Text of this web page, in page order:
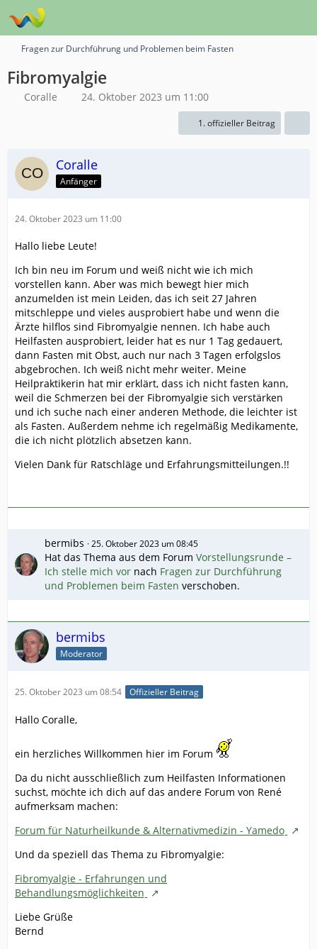
Fragen zur Durchführung und Problemen beim Fasten
Fibromyalgie
Coralle 24. Oktober 2023 um 11:00
1. offizieller Beitrag
Coralle
Anfänger
24. Oktober 2023 um 11:00
Hallo liebe Leute!
Ich bin neu im Forum und weiß nicht wie ich mich
vorstellen kann. Aber was mich bewegt hier mich
anzumelden ist mein Leiden, das ich seit 27 Jahren
mitschleppe und vieles ausprobiert habe und wenn die
Ärzte hilflos sind Fibromyalgie nennen. Ich habe auch
Heilfasten ausprobiert, leider hat es nur 1 Tag gedauert,
dann Fasten mit Obst, auch nur nach 3 Tagen erfolgslos
abgebrochen. Ich weiß nicht mehr weiter. Meine
Heilpraktikerin hat mir erklärt, dass ich nicht fasten kann,
weil die Schmerzen bei der Fibromyalgie sich verstärken
und ich suche nach einer anderen Methode, die leichter ist
als Fasten. Außerdem nehme ich regelmäßig Medikamente,
die ich nicht plötzlich absetzen kann.
Vielen Dank für Ratschläge und Erfahrungsmitteilungen.!!
bermibs 25. Oktober 2023 um 08:45
Hat das Thema aus dem Forum Vorstellungsrunde –
Ich stelle mich vor nach Fragen zur Durchführung
und Problemen beim Fasten verschoben.
bermibs
Moderator
25. Oktober 2023 um 08:54 Offizieller Beitrag
Hallo Coralle,
ein herzliches Willkommen hier im Forum
Da du nicht ausschließlich zum Heilfasten Informationen
suchst, möchte ich dich auf das andere Forum von René
aufmerksam machen:
Forum für Naturheilkunde & Alternativmedizin - Yamedoˍ
Und da speziell das Thema zu Fibromyalgie:
Fibromyalgie - Erfahrungen und
Behandlungsmöglichkeitenˍ
Liebe Grüße
Bernd